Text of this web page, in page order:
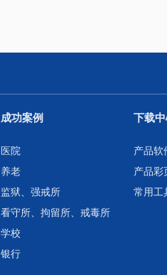
成功案例
医院
养老
监狱、强戒所
看守所、拘留所、戒毒所
学校
银行
下载
产品软
产品彩
常用工